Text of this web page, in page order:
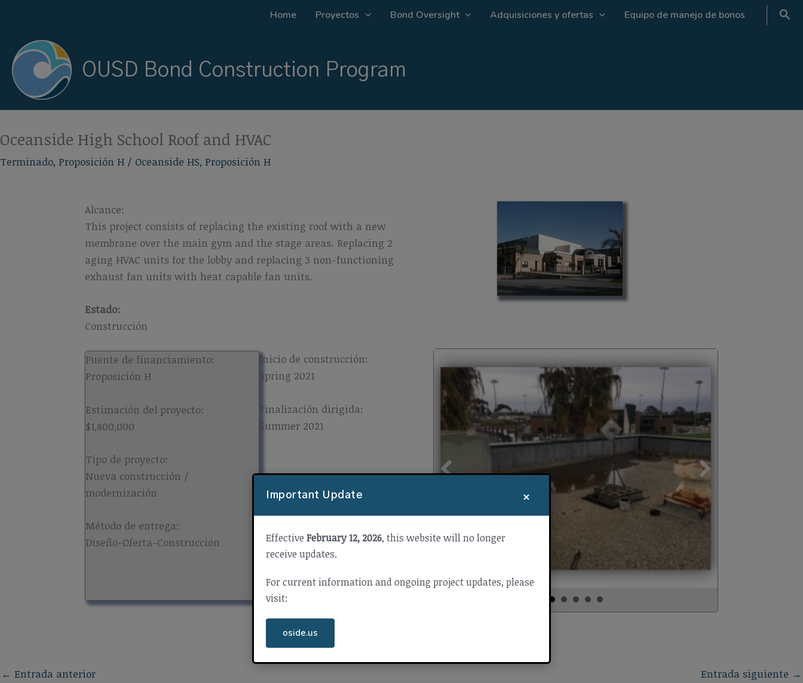
Important Update ×
Effective February 12, 2026, this website will no longer
receive updates.
For current information and ongoing project updates, please
visit:
oside.us
contenido
Home Proyectos Bond Oversight Adquisiciones y ofertas Equipo de manejo de bonos
OUSD Bond Construction Program
Oceanside High School Roof and HVAC
Terminado, Proposición H / Oceanside HS, Proposición H
Alcance:
This project consists of replacing the existing roof with a new
membrane over the main gym and the stage areas. Replacing 2
aging HVAC units for the lobby and replacing 3 non-functioning
exhaust fan units with heat capable fan units.
Estado:
Construcción
Fuente de financiamiento:
Proposición H
Estimación del proyecto:
$1,800,000
Tipo de proyecto:
Nueva construcción /
modernización
Método de entrega:
Diseño-Oferta-Construcción
Inicio de construcción:
Spring 2021
Finalización dirigida:
Summer 2021
← Entrada anterior Entrada siguiente →